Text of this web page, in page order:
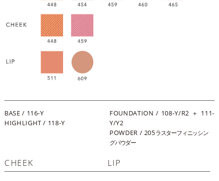
BASE / 116-Y
HIGHLIGHT / 118-Y
FOUNDATION / 108-Y/R2 ＋ 111-
Y/Y2
POWDER / 205ラスターフィニッシン
グパウダー
CHEEK LIP